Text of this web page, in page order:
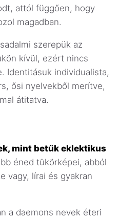
attól függően, hogy
magadban.
szerepük az
kívül, ezért nincs
Identitásuk individualista,
ősi nyelvekből merítve,
átitatva.
mint betűk eklektikus
éned tükörképei, abból
vagy, lírai és gyakran
a daemons nevek éteri